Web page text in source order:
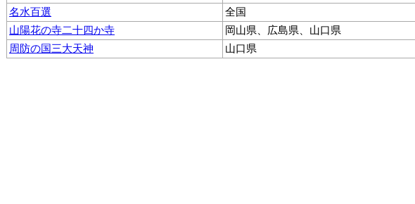
名水百選
全国
山陽花の寺二十四か寺
岡山県、広島県、山口県
周防の国三大天神
山口県